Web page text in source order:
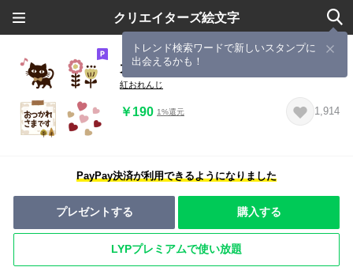
クリエイターズ絵文字
トレンド検索ワードで新しいスタンプに
出会えるかも！
大人の黒ねこ×シンプル可愛い♪
紅おれんじ
￥190 1%還元 1,914
PayPay決済が利用できるようになりました
プレゼントする 購入する
LYPプレミアムで使い放題